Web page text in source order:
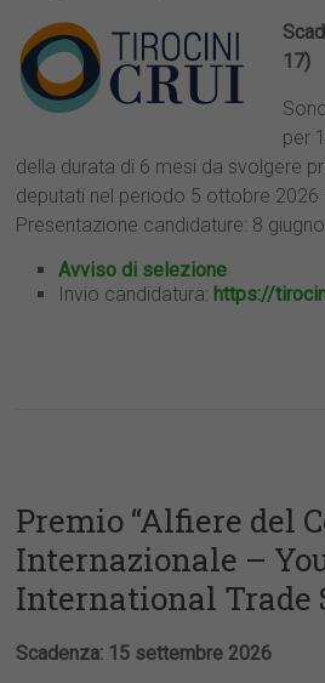
17)
per
della durata di 6 mesi da svolgere
deputati nel periodo 5 ottobre 2026
Presentazione candidature: 8
Avviso di selezione
Invio candidatura: https://
Premio “Alfiere del
Internazionale –
International Trade
Scadenza: 15 settembre 2026